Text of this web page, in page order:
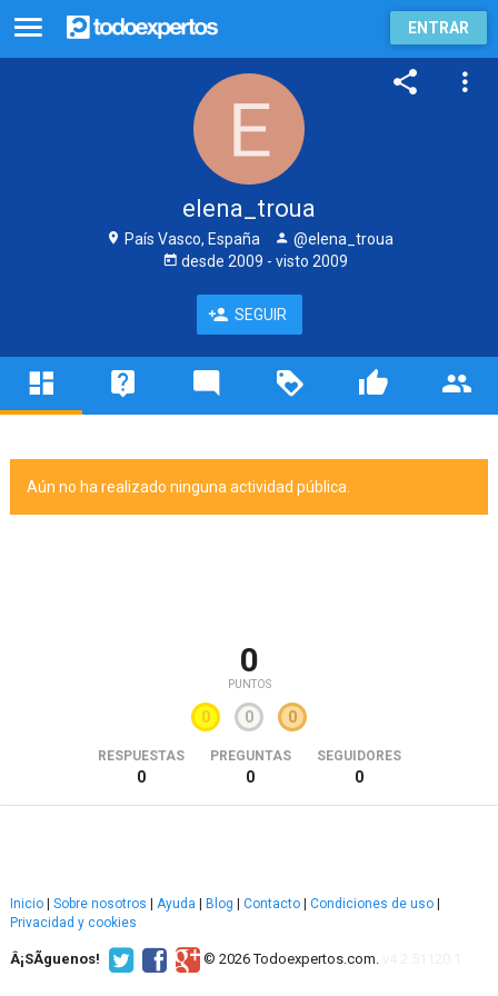
ENTRAR
elena_troua
País Vasco, España
@elena_troua
desde 2009 - visto 2009
SEGUIR
Aún no ha realizado ninguna actividad pública.
0
PUNTOS
0 0 0
RESPUESTAS
0
PREGUNTAS
0
SEGUIDORES
0
Inicio Sobre nosotros Ayuda Blog Contacto Condiciones de uso
Privacidad y cookies
Â¡SÃ­guenos! © 2026 Todoexpertos.com.